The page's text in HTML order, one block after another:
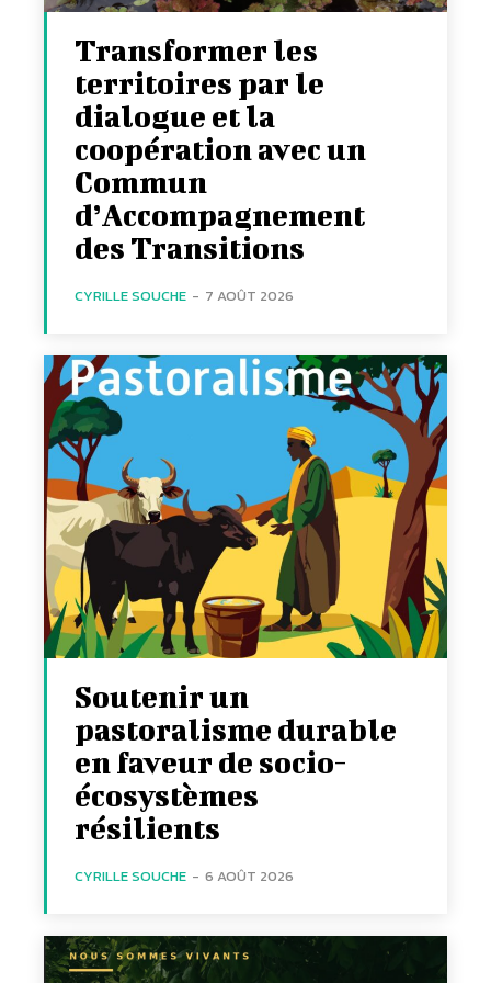
Transformer les
territoires par le
dialogue et la
coopération avec un
Commun
d’Accompagnement
des Transitions
CYRILLE SOUCHE - 7 AOÛT 2026
Soutenir un
pastoralisme durable
en faveur de socio-
écosystèmes
résilients
CYRILLE SOUCHE - 6 AOÛT 2026